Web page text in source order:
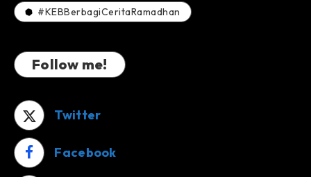
#KEBBerbagiCeritaRamadhan
Follow me!
Twitter
Facebook